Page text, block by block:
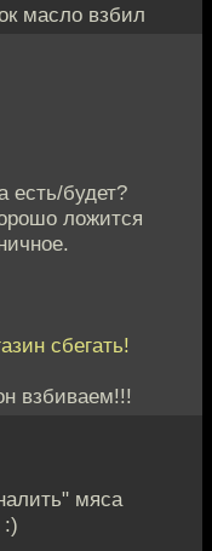
масло взбил
есть/будет?
ложится
сбегать!
взбиваем!!!
мяса
:)